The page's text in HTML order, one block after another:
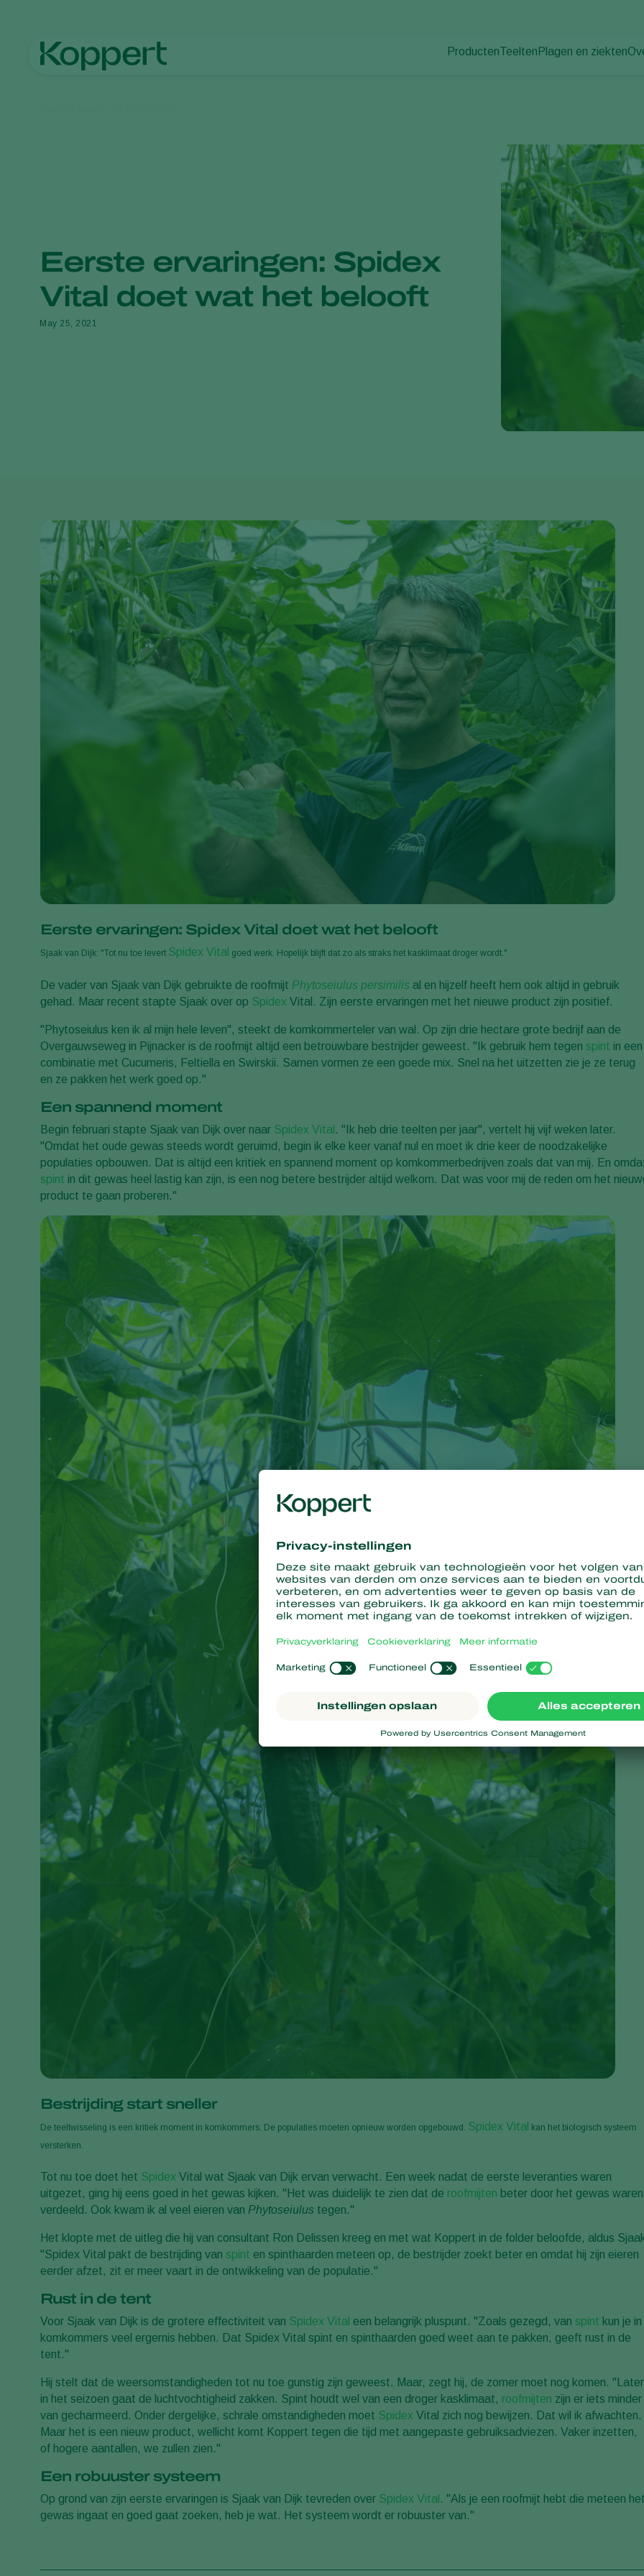
Producten
Uitzettechnieken
Monitoring & Scouting
Teelten
Akkerbouwgewassen
Plagen en ziekten
Eerste ervaringen: Spidex
Vital doet wat het belooft
May 25, 2021
Eerste ervaringen: Spidex Vital doet wat het belooft
Sjaak van Dijk: "Tot nu toe levert Spidex Vital goed werk. Hopelijk blijft dat zo als straks het kasklimaat droger wordt."
De vader van Sjaak van Dijk gebruikte de roofmijt Phytoseiulus persimilis al en hijzelf heeft hem ook altijd in gebruik
gehad. Maar recent stapte Sjaak over op Spidex Vital. Zijn eerste ervaringen met het nieuwe product zijn positief.
"Phytoseiulus ken ik al mijn hele leven", steekt de komkommerteler van wal. Op zijn drie hectare grote bedrijf aan de
Overgauwseweg in Pijnacker is de roofmijt altijd een betrouwbare bestrijder geweest. "Ik gebruik hem tegen spint in een
combinatie met Cucumeris, Feltiella en Swirskii. Samen vormen ze een goede mix. Snel na het uitzetten zie je ze terug
en ze pakken het werk goed op."
Een spannend moment
Begin februari stapte Sjaak van Dijk over naar Spidex Vital . "Ik heb drie teelten per jaar", vertelt hij vijf weken later.
"Omdat het oude gewas steeds wordt geruimd, begin ik elke keer vanaf nul en moet ik drie keer de noodzakelijke
populaties opbouwen. Dat is altijd een kritiek en spannend moment op komkommerbedrijven zoals dat van mij. En
spint in dit gewas heel lastig kan zijn, is een nog betere bestrijder altijd welkom. Dat was voor mij de reden om het
product te gaan proberen."
Bestrijding start sneller
De teeltwisseling is een kritiek moment in komkommers. De populaties moeten opnieuw worden opgebouwd. Spidex Vital kan het biologisch systeem
versterken.
Tot nu toe doet het Spidex Vital wat Sjaak van Dijk ervan verwacht. Een week nadat de eerste leveranties waren
uitgezet, ging hij eens goed in het gewas kijken. "Het was duidelijk te zien dat de roofmijten beter door het gewas waren
verdeeld. Ook kwam ik al veel eieren van Phytoseiulus tegen."
Het klopte met de uitleg die hij van consultant Ron Delissen kreeg en met wat Koppert in de folder beloofde, aldus
"Spidex Vital pakt de bestrijding van spint en spinthaarden meteen op, de bestrijder zoekt beter en omdat hij zijn eieren
eerder afzet, zit er meer vaart in de ontwikkeling van de populatie."
Rust in de tent
Voor Sjaak van Dijk is de grotere effectiviteit van Spidex Vital een belangrijk pluspunt. "Zoals gezegd, van spint kun je in
komkommers veel ergernis hebben. Dat Spidex Vital spint en spinthaarden goed weet aan te pakken, geeft rust in de
tent."
Hij stelt dat de weersomstandigheden tot nu toe gunstig zijn geweest. Maar, zegt hij, de zomer moet nog komen. "Later
in het seizoen gaat de luchtvochtigheid zakken. Spint houdt wel van een droger kasklimaat, roofmijten zijn er iets minder
van gecharmeerd. Onder dergelijke, schrale omstandigheden moet Spidex Vital zich nog bewijzen. Dat wil ik afwachten.
Maar het is een nieuw product, wellicht komt Koppert tegen die tijd met aangepaste gebruiksadviezen. Vaker inzetten,
of hogere aantallen, we zullen zien."
Een robuuster systeem
Op grond van zijn eerste ervaringen is Sjaak van Dijk tevreden over Spidex Vital . "Als je een roofmijt hebt die meteen
gewas ingaat en goed gaat zoeken, heb je wat. Het systeem wordt er robuuster van."